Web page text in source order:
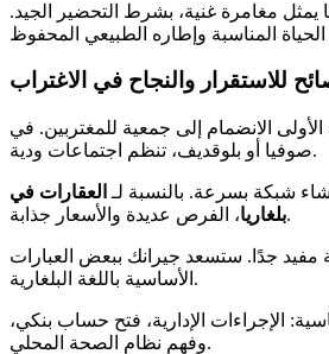
يمثل مغامرة غنية، بشرط التحضير الجيد.
للاستقرار والنجاح في الاغتراب
الانضمام إلى جمعية للمغتربين. في
صوفيا أو بلوقديف، تنظم اجتماعات ودية.
شبكة بسرعة. بالنسبة لـ العقارات في
بلغاريا، الفرص عديدة والأسعار جذابة.
مفيد جدًا. ستسعد جيرانك ببعض العبارات
الأساسية باللغة البلغارية.
الإجراءات الإدارية، فتح حساب بنكي،
وفهم نظام الصحة المحلي.